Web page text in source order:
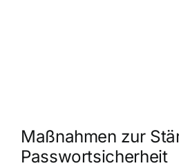
Maßnahmen zur
Passwortsicherheit